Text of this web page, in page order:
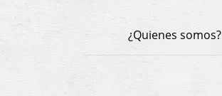
¿Quienes somos?